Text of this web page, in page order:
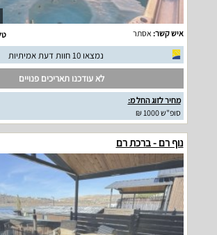
איש קשר: אסתר
נמצאו 10 חוות דעת אמיתיות
לא עודכנו תאריכים פנויים
מחיר לזוג החל מ:
סופ"ש 1000 ₪
נוף רם - ברכת רם